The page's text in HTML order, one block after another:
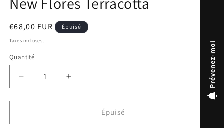
dans
modale
Prix
habituel
€68,00 EUR Épuisé
Taxes incluses.
Quantité
Réduire
la
quantité
New
Augmenter
la
quantité
New
Épuisé
Prévenez-moi